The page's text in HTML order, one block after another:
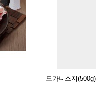
도가니스지(500g)